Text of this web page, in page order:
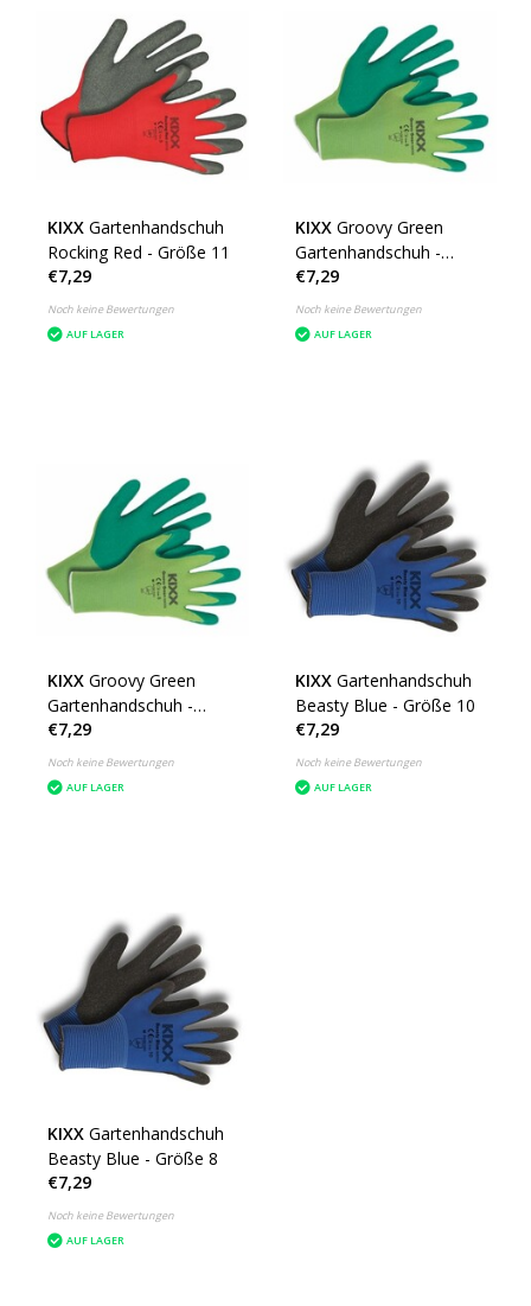
KIXX Gartenhandschuh
Rocking Red - Größe 11
€7,29
Noch keine Bewertungen
AUF LAGER
KIXX Groovy Green
Gartenhandschuh -
Größe 9
€7,29
Noch keine Bewertungen
AUF LAGER
KIXX Groovy Green
Gartenhandschuh -
Größe 8
€7,29
Noch keine Bewertungen
AUF LAGER
KIXX Gartenhandschuh
Beasty Blue - Größe 10
€7,29
Noch keine Bewertungen
AUF LAGER
KIXX Gartenhandschuh
Beasty Blue - Größe 8
€7,29
Noch keine Bewertungen
AUF LAGER